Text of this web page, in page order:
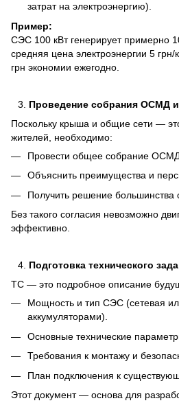
затрат на электроэнергию).
Пример:
СЭС 100 кВт генерирует примерно
средняя цена электроэнергии 5
грн экономии ежегодно.
Проведение собрания ОСМД и
Поскольку крыша и общие сети —
жителей, необходимо:
Провести общее собрание
Объяснить преимущества и
Получить решение большинства
Без такого согласия невозможно
эффективно.
Подготовка технического
ТС — это подробное описание
Мощность и тип СЭС (сетевая
аккумуляторами).
Основные технические
Требования к монтажу и
План подключения к
Этот документ — основа для